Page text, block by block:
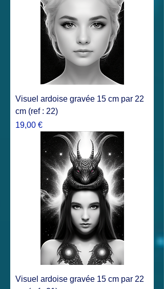
Visuel ardoise gravée 15 cm par 22
cm (ref : 22)
Prix
19,00 €
Visuel ardoise gravée 15 cm par 22